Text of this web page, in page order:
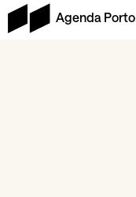
Agenda Porto